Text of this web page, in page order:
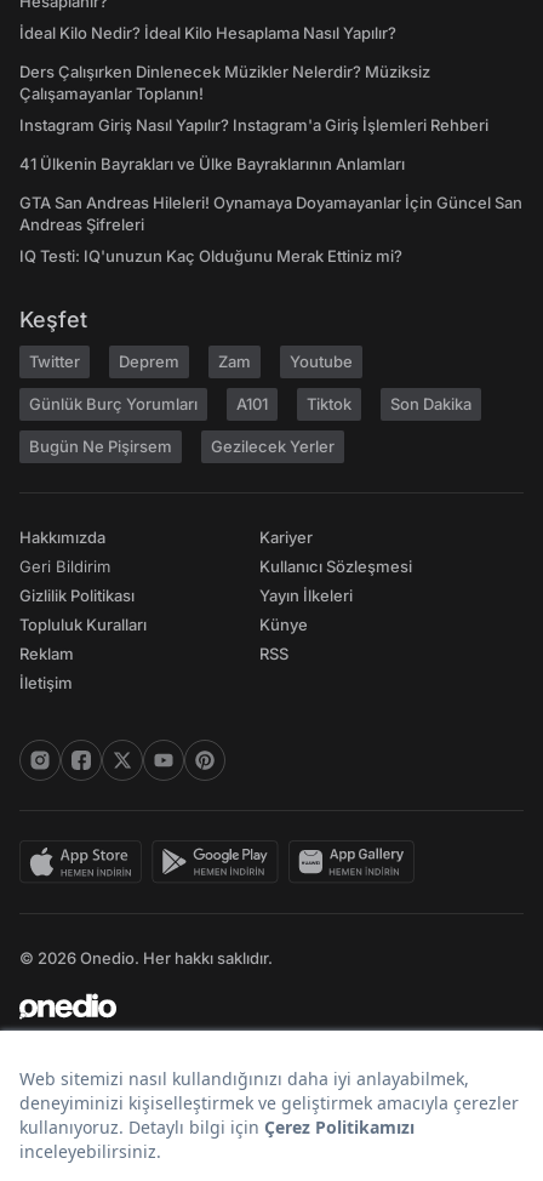
İdeal Kilo Nedir? İdeal Kilo Hesaplama Nasıl Yapılır?
Ders Çalışırken Dinlenecek Müzikler Nelerdir? Müziksiz
Çalışamayanlar Toplanın!
Instagram Giriş Nasıl Yapılır? Instagram'a Giriş İşlemleri Rehberi
41 Ülkenin Bayrakları ve Ülke Bayraklarının Anlamları
GTA San Andreas Hileleri! Oynamaya Doyamayanlar İçin Güncel San
Andreas Şifreleri
IQ Testi: IQ'unuzun Kaç Olduğunu Merak Ettiniz mi?
Keşfet
Twitter Deprem Zam Youtube
Günlük Burç Yorumları A101 Tiktok Son Dakika
Bugün Ne Pişirsem Gezilecek Yerler
Hakkımızda
Geri Bildirim
Gizlilik Politikası
Topluluk Kuralları
Reklam
İletişim
Kariyer
Kullanıcı Sözleşmesi
Yayın İlkeleri
Künye
RSS
© 2026 Onedio. Her hakkı saklıdır.
Bir markasıdır.